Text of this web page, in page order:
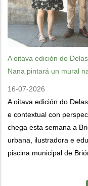
A oitava edición do
Nana pintará un mural
16-07-2026
A oitava edición do
e contextual con
chega esta semana a
urbana, ilustradora e
piscina municipal de